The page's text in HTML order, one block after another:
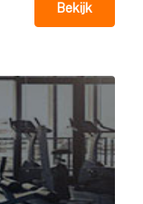
Bekijk